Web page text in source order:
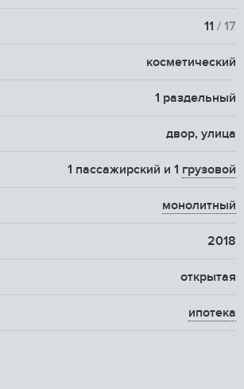
11 / 17
косметический
1 раздельный
двор, улица
1 пассажирский и 1 грузовой
монолитный
2018
открытая
ипотека